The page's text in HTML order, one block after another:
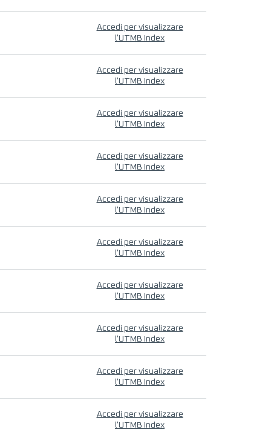
Accedi per visualizzare
l'UTMB Index
Accedi per visualizzare
l'UTMB Index
Accedi per visualizzare
l'UTMB Index
Accedi per visualizzare
l'UTMB Index
Accedi per visualizzare
l'UTMB Index
Accedi per visualizzare
l'UTMB Index
Accedi per visualizzare
l'UTMB Index
Accedi per visualizzare
l'UTMB Index
Accedi per visualizzare
l'UTMB Index
Accedi per visualizzare
l'UTMB Index